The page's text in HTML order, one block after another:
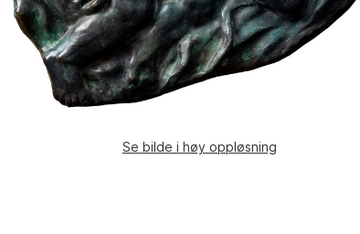
Se bilde i høy oppløsning